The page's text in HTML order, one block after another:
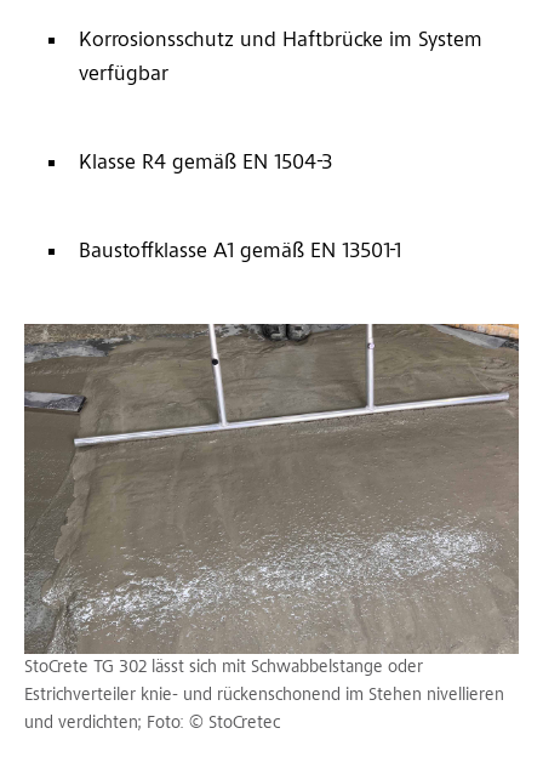
Korrosionsschutz und Haftbrücke im System
verfügbar
Klasse R4 gemäß EN 1504-3
Baustoffklasse A1 gemäß EN 13501-1
StoCrete TG 302 lässt sich mit Schwabbelstange oder
Estrichverteiler knie- und rückenschonend im Stehen nivellieren
und verdichten; Foto: © StoCretec